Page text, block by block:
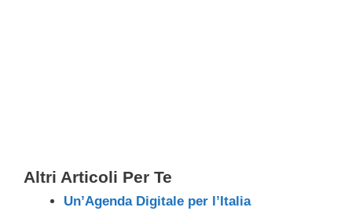
Altri Articoli Per Te
Un’Agenda Digitale per l’Italia